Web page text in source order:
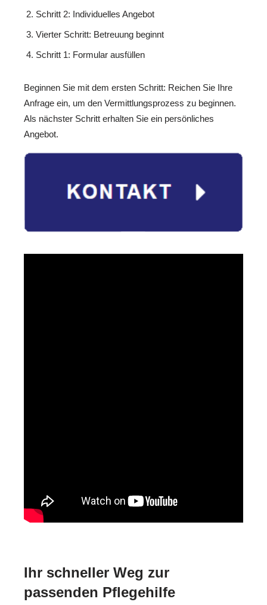
Schritt 2: Individuelles Angebot
Vierter Schritt: Betreuung beginnt
Schritt 1: Formular ausfüllen
Beginnen Sie mit dem ersten Schritt: Reichen Sie Ihre
Anfrage ein, um den Vermittlungsprozess zu beginnen.
Als nächster Schritt erhalten Sie ein persönliches
Angebot.
Ihr schneller Weg zur
passenden Pflegehilfe